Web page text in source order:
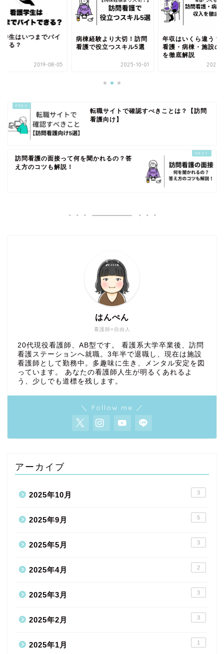
学生はいつまでバイ
きる？
2019-08-05
病棟経験より大切！訪問
看護で役立つスキル5選
2025-10-01
年収はいくら違う？
看護・病棟・施設の
を徹底解説
2025-
転職サイトで確認すべきことは？【訪問
看護向け】
訪問看護の面接って何を聞かれるの？答
え方のコツも解説！
看護師×自由人
はんぺん
20代現役看護師、AB型です。 看護系大学卒業後、訪問
看護ステーションへ就職。3年半で退職し、現在は施設
看護師として勤務中。多趣味に生き、メンタル安定を図
っています。 あなたの看護師人生が明るくあれるよ
う、少しでも道標を残します。
＼ Follow me ／
アーカイブ
2025年10月 3
2025年9月 5
2025年5月 3
2025年4月 2
2025年3月 3
2025年2月 3
2025年1月 1